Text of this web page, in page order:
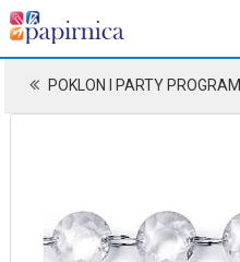
POKLON I PARTY PROGRAM